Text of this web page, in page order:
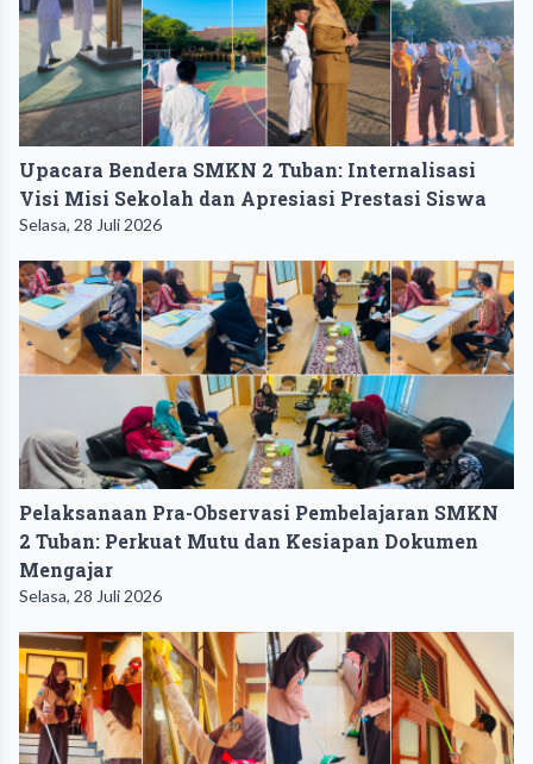
Upacara Bendera SMKN 2 Tuban: Internalisasi
Visi Misi Sekolah dan Apresiasi Prestasi Siswa
Selasa, 28 Juli 2026
Pelaksanaan Pra-Observasi Pembelajaran SMKN
2 Tuban: Perkuat Mutu dan Kesiapan Dokumen
Mengajar
Selasa, 28 Juli 2026